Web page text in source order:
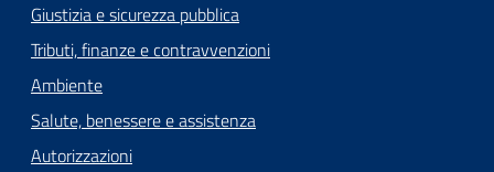
Giustizia e sicurezza pubblica
Tributi, finanze e contravvenzioni
Ambiente
Salute, benessere e assistenza
Autorizzazioni